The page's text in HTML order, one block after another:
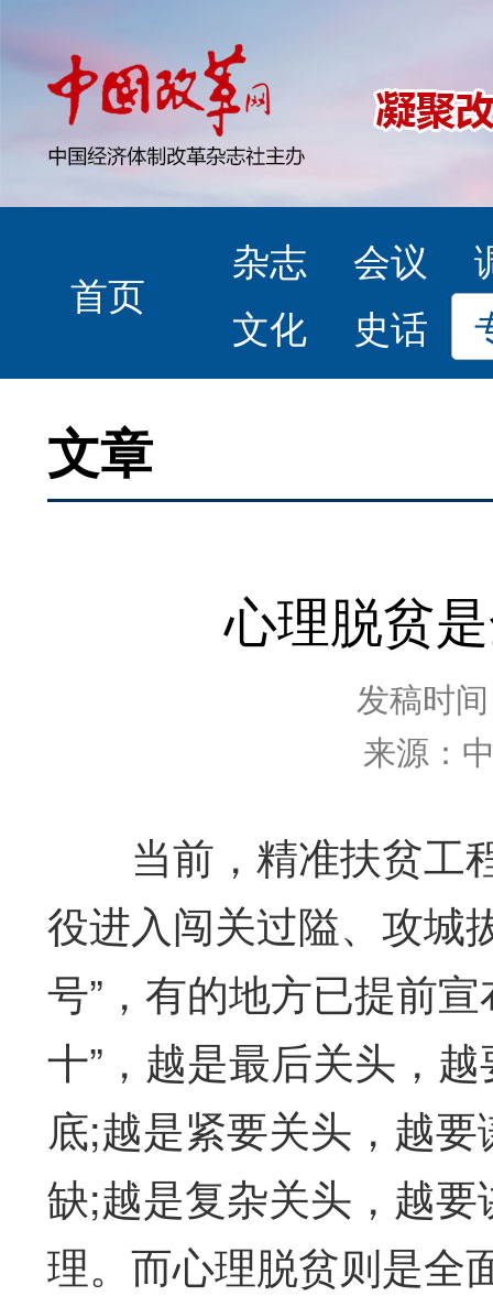
首页
杂志 会议
文化
史话
文章
心理脱贫
发稿时
来源：
当前，精准扶贫工
役进入闯关过隘、攻城
号”，有的地方已提前
十”，越是最后关头，
底;越是紧要关头，越
缺;越是复杂关头，越
理。而心理脱贫则是